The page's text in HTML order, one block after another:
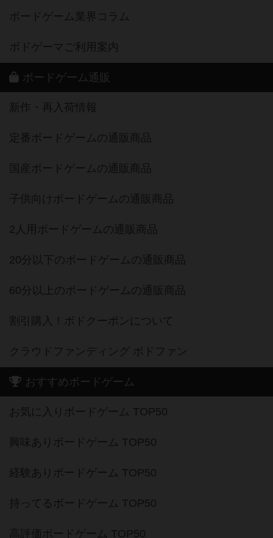
ボードゲーム業界コラム
ボドゲーマご利用案内
ボードゲーム通販
新作・再入荷情報
定番ボードゲームの通販商品
国産ボードゲームの通販商品
子供向けボードゲームの通販商品
2人用ボードゲームの通販商品
20分以下のボードゲームの通販商品
60分以上のボードゲームの通販商品
割引購入！ボドクーポンについて
クラウドファンディング ボドファン
おすすめボードゲーム
お気に入りボードゲーム TOP50
興味ありボードゲーム TOP50
経験ありボードゲーム TOP50
持ってるボードゲーム TOP50
高評価ボードゲーム TOP50